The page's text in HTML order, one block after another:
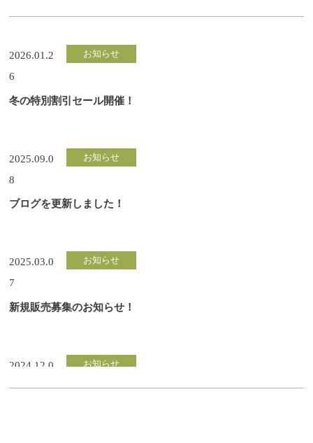
2026.01.2
6
冬の特別割引セール開催！
お知らせ
2025.09.0
8
ブログを更新しました！
お知らせ
2025.03.0
7
新規販売募集のお知らせ！
お知らせ
2024.12.0
5
お知らせ